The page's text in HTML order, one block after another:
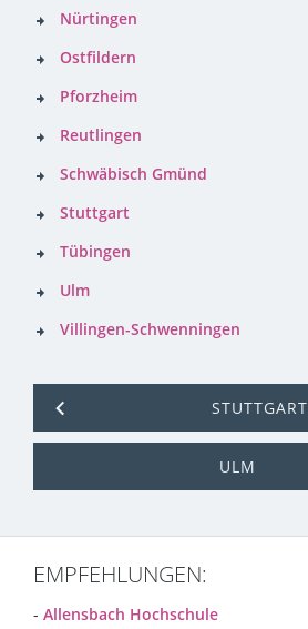
Nürtingen
Ostfildern
Pforzheim
Reutlingen
Schwäbisch Gmünd
Stuttgart
Tübingen
Ulm
Villingen-Schwenningen
STUTTGART
ULM
EMPFEHLUNGEN:
- Allensbach Hochschule